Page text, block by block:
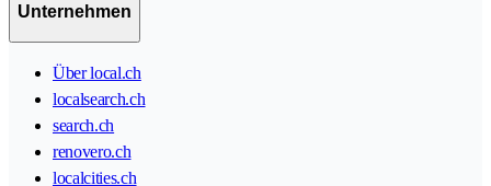
Unternehmen
Über local.ch
localsearch.ch
search.ch
renovero.ch
localcities.ch